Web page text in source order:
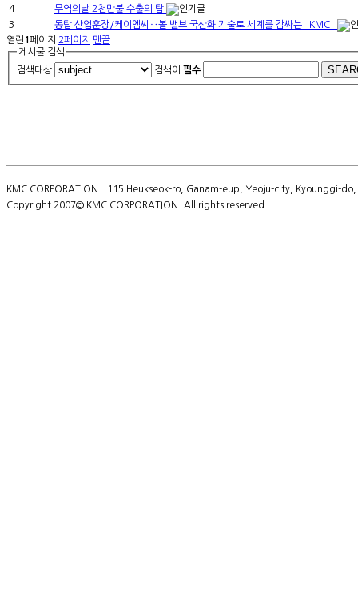
4
무역의날 2천만불 수출의 탑
3
동탑 산업훈장/케이엠씨‥볼 밸브 국산화 기술로 세계를 감싸는 `KMC`
열린 1 페이지 2페이지 맨끝
게시물 검색
검색대상
검색어 필수
KMC CORPORATION.. 115 Heukseok-ro, Ganam-eup, Yeoju-city, Kyounggi-
Copyright 2007© KMC CORPORATION. All rights reserved.